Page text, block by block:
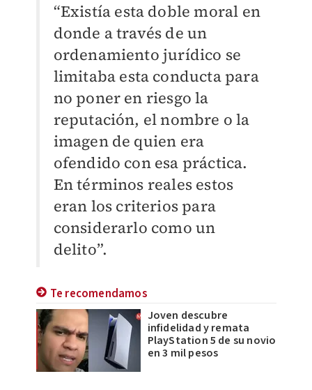
“Existía esta doble moral en
donde a través de un
ordenamiento jurídico se
limitaba esta conducta para
no poner en riesgo la
reputación, el nombre o la
imagen de quien era
ofendido con esa práctica.
En términos reales estos
eran los criterios para
considerarlo como un
delito”.
Te recomendamos
Joven descubre
infidelidad y remata
PlayStation 5 de su novio
en 3 mil pesos